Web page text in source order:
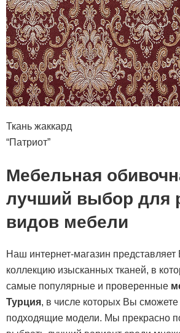
Ткань жаккард
“Патриот”
Мебельная
лучший выбор для
видов мебели
Наш интернет-магазин
коллекцию изысканных тканей, в
самые популярные и проверенные
Турция, в числе которых Вы сможете
подходящие модели. Мы прекрасно